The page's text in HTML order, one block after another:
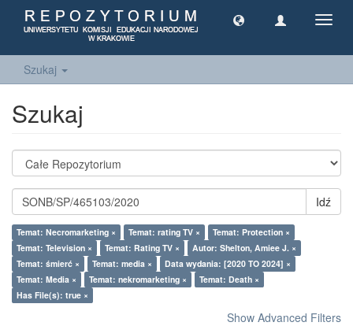
Szukaj
Szukaj
Idź
Temat: Necromarketing × Temat: rating TV ×
Temat: Protection ×
Temat: Television ×
Temat: Rating TV ×
Autor: Shelton, Amiee J. ×
Temat: śmierć ×
Temat: media ×
Data wydania: [2020 TO 2024] ×
Temat: Media ×
Temat: nekromarketing ×
Temat: Death ×
Has File(s): true ×
Show Advanced Filters